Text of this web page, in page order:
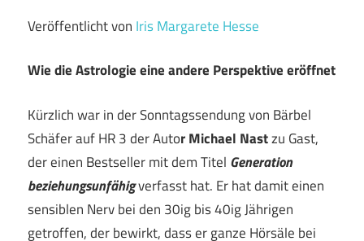
Veröffentlicht von Iris Margarete Hesse
Wie die Astrologie eine andere Perspektive eröffnet
Kürzlich war in der Sonntagssendung von Bärbel
Schäfer auf HR 3 der Autor Michael Nastzu Gast,
der einen Bestseller mit dem Titel Generation
beziehungsunfähigverfasst hat. Er hat damit einen
sensiblen Nerv bei den 30ig bis 40ig Jährigen
getroffen, der bewirkt, dass er ganze Hörsäle bei